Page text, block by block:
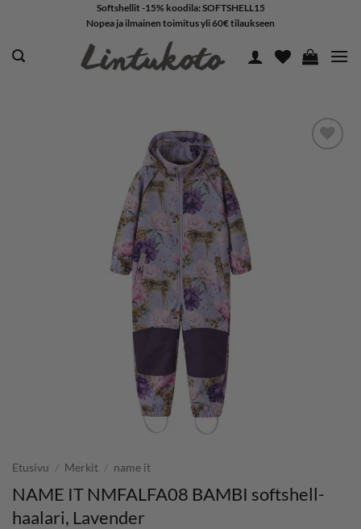
content
Softshellit -15% koodila: SOFTSHELL15
Nopea ja ilmainen toimitus yli 60€ tilaukseen
Etusivu / Merkit / name it
NAME IT NMFALFA08 BAMBI softshell-
haalari, Lavender